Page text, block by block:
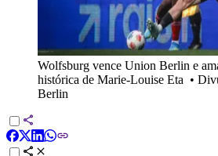
Wolfsburg vence Union Berlin e
histórica de Marie-Louise Eta •
Berlin